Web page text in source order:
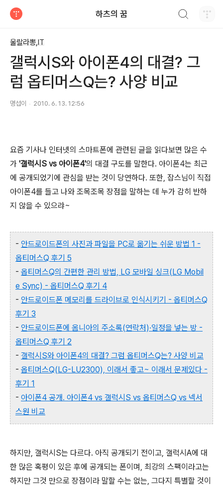
하츠의 꿈
울랄라뽕,IT
갤럭시S와 아이폰4의 대결? 그
럼 옵티머스Q는? 사양 비교
명섭이 2010. 6. 13. 12:56
요즘 기사나 인터넷의 스마트폰에 관련된 글을 읽다보면 많은 수
가 '갤럭시S vs 아이폰4'의 대결 구도를 말한다. 아이폰4는 최근
에 공개되었기에 관심을 받는 것이 당연하다. 또한, 잡스님이 직접
아이폰4를 들고 나와 조목조목 장점을 말하는 데 누가 감히 반하
지 않을 수 있으랴~
- 안드로이드폰의 사진과 파일을 PC로 옮기는 쉬운 방법 1 -
옵티머스Q 후기 5
- 옵티머스Q의 간편한 관리 방법, LG 모바일 싱크(LG Mobil
e Sync) - 옵티머스Q 후기 4
- 안드로이드폰 메모리를 드라이브로 인식시키기 - 옵티머스Q
후기 3
- 안드로이드폰에 옴니아의 주소록(연락처)·일정을 넣는 방 -
옵티머스Q 후기 2
- 갤럭시S와 아이폰4의 대결? 그럼 옵티머스Q는? 사양 비교
- 옵티머스Q(LG-LU2300), 이래서 좋고~ 이래서 문제있다 -
후기 1
- 아이폰4 공개. 아이폰4 vs 갤럭시S vs 옵티머스Q vs 넥서
스원 비교
하지만, 갤럭시S는 다르다. 아직 공개되기 전이고, 갤럭시A에 대
한 많은 혹평이 있은 후에 공개되는 폰이며, 최강의 스팩이라고는
하지만 그것 만으로 장점이라 말할 수는 없는, 그다지 특별할 것이